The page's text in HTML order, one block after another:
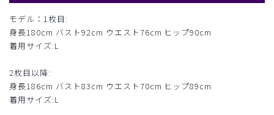
モデル：1枚目:
身長180cm バスト92cm ウエスト76cm ヒップ90cm
着用サイズ:L
2枚目以降:
身長186cm バスト83cm ウエスト70cm ヒップ89cm
着用サイズ:L